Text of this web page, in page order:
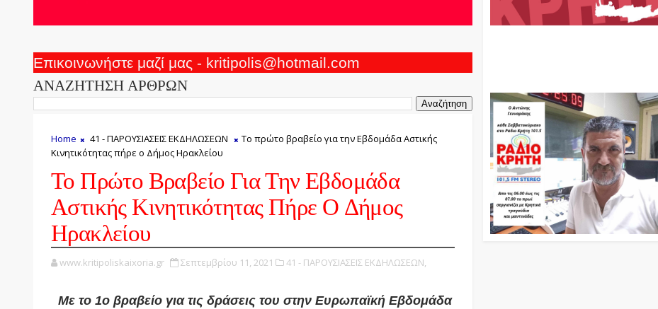
Επικοινωνήστε μαζί μας - kritipolis@hotmail.com
ΑΝΑΖΗΤΗΣΗ ΑΡΘΡΩΝ
Home 41 - ΠΑΡΟΥΣΙΑΣΕΙΣ ΕΚΔΗΛΩΣΕΩΝ
Το πρώτο βραβείο για την Εβδομάδα Αστικής
Κινητικότητας πήρε ο Δήμος Ηρακλείου
Το Πρώτο Βραβείο Για Την Εβδομάδα
Αστικής Κινητικότητας Πήρε Ο Δήμος
Ηρακλείου
www.kritipoliskaixoria.gr Σεπτεμβρίου 11, 2021 41 - ΠΑΡΟΥΣΙΑΣΕΙΣ ΕΚΔΗΛΩΣΕΩΝ,
Με το 1ο βραβείο για τις δράσεις του στην Ευρωπαϊκή Εβδομάδα